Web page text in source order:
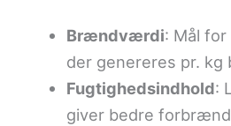
Brændværdi: Mål
der genereres pr. kg
Fugtighedsindhold:
giver bedre